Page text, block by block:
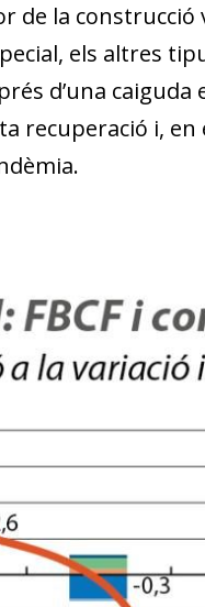
de la construcció
els altres
d’una
recuperació i, en